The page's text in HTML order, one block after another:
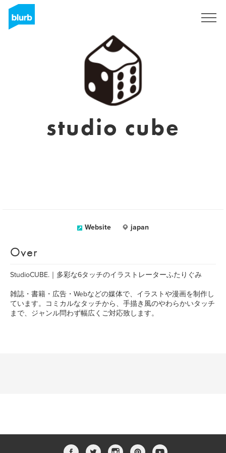
studio cube
Website japan
Over
StudioCUBE.｜多彩な6タッチのイラストレーターふたりぐみ
雑誌・書籍・広告・Webなどの媒体で、イラストや漫画を制作し
ています。コミカルなタッチから、手描き風のやわらかいタッチ
まで、ジャンル問わず幅広くご対応致します。